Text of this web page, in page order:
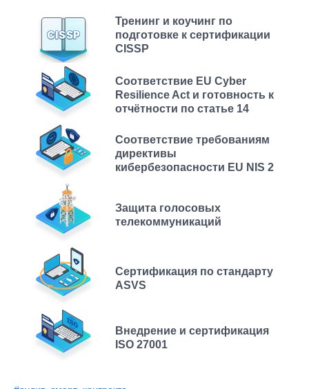
Тренинг и коучинг по
подготовке к сертификации
CISSP
Соответствие EU Cyber
Resilience Act и готовность к
отчётности по статье 14
Соответствие требованиям
директивы
кибербезопасности EU NIS 2
Защита голосовых
телекоммуникаций
Сертификация по стандарту
ASVS
Внедрение и сертификация
ISO 27001